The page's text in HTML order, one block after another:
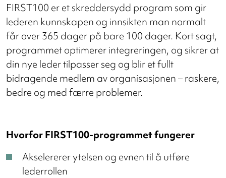
FIRST100 er et skreddersydd program som gir
lederen kunnskapen og innsikten man normalt
får over 365 dager på bare 100 dager. Kort sagt,
programmet optimerer integreringen, og sikrer at
din nye leder tilpasser seg og blir et fullt
bidragende medlem av organisasjonen – raskere,
bedre og med færre problemer.
Hvorfor FIRST100-programmet fungerer
Akselererer ytelsen og evnen til å utføre
lederrollen